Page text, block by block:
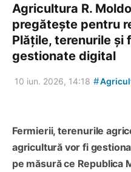
Agricultura R.
pregătește pentru
Plățile, terenurile și
gestionate digital
10 iun. 2026, 14:18 #
Fermierii, terenurile
agricultură vor fi
pe măsură ce Republica